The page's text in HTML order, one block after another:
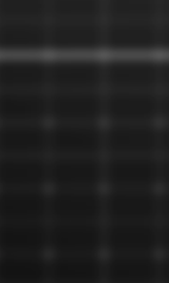
stroom!